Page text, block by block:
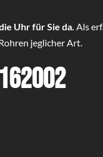
Uhr für Sie da. Als
jeglicher Art.